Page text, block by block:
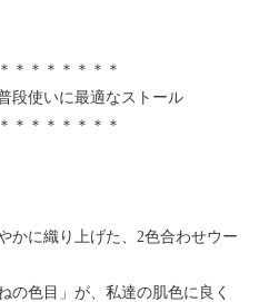
＊＊＊＊＊＊＊
段使いに最適なストール
＊＊＊＊＊＊＊
かに織り上げた、2色合わせウー
の色目」が、私達の肌色に良く